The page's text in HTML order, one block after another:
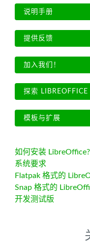
说明手册
提供反馈
加入我们！
探索 LIBREOFFICE
模板与扩展
如何安装 LibreOffice?
系统要求
Flatpak 格式的
Snap 格式的
开发测试版